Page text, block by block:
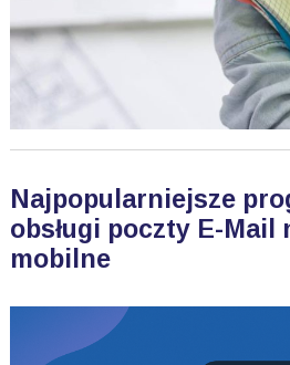
Najpopularniejsze
obsługi poczty E-Mail
mobilne